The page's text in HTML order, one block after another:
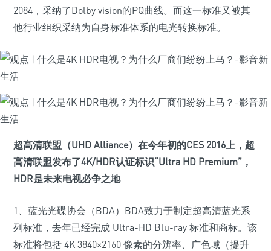
2084，采纳了Dolby vision的PQ曲线。而这一标准又被其
他行业组织采纳为自身标准体系的电光转换标准。
超高清联盟（UHD Alliance）在今年初的CES 2016上，超
高清联盟发布了4K/HDR认证标识“Ultra HD Premium”，
HDR是未来电视必争之地
1、蓝光光碟协会（BDA）BDA致力于制定超高清蓝光系
列标准，去年已经完成 Ultra-HD Blu-ray 标准和商标。该
标准将包括 4K 3840×2160 像素的分辨率、广色域（提升